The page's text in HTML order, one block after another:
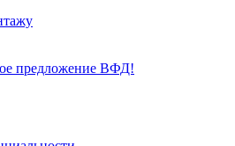
предложение ВФД!